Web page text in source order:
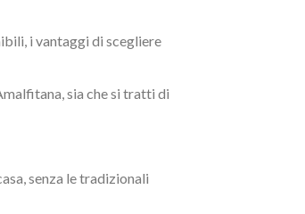
i vantaggi di scegliere
sia che si tratti di
senza le tradizionali